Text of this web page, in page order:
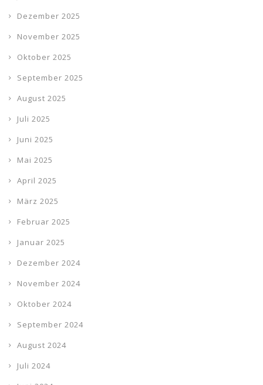
Dezember 2025
November 2025
Oktober 2025
September 2025
August 2025
Juli 2025
Juni 2025
Mai 2025
April 2025
März 2025
Februar 2025
Januar 2025
Dezember 2024
November 2024
Oktober 2024
September 2024
August 2024
Juli 2024